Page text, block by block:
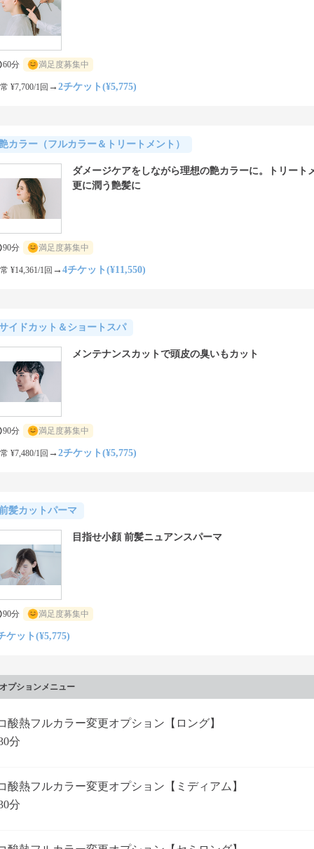
60分 満足度募集中
¥7,700/1回 → 2チケット(¥5,775)
カラー（フルカラー＆トリートメント）
ダメージケアをしながら理想の艶カラーに。トリート
更に潤う艶髪に
90分 満足度募集中
¥14,361/1回 → 4チケット(¥11,550)
イドカット＆ショートスパ
メンテナンスカットで頭皮の臭いもカット
90分 満足度募集中
¥7,480/1回 → 2チケット(¥5,775)
髪カットパーマ
目指せ小顔 前髪ニュアンスパーマ
90分 満足度募集中
ケット(¥5,775)
プションメニュー
酸熱フルカラー変更オプション【ロング】
分
酸熱フルカラー変更オプション【ミディアム】
分